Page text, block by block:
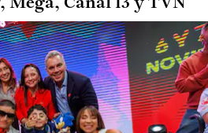
Mega, Canal 13 y TVN